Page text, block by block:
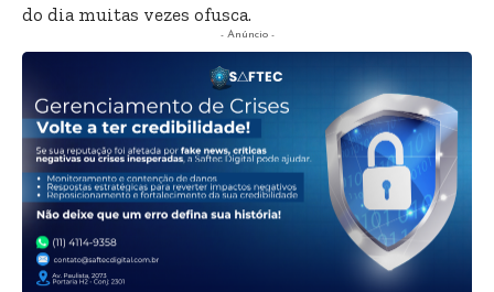
do dia muitas vezes ofusca.
- Anúncio -